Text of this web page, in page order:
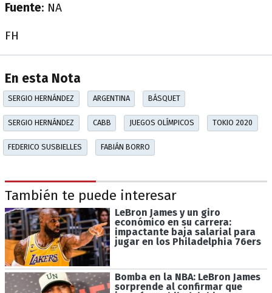
Fuente: NA
FH
En esta Nota
SERGIO HERNÁNDEZ ARGENTINA BÁSQUET
SERGIO HERNÁNDEZ CABB JUEGOS OLÍMPICOS TOKIO 2020
FEDERICO SUSBIELLES FABIÁN BORRO
También te puede interesar
LeBron James y un giro
económico en su carrera:
impactante baja salarial para
jugar en los Philadelphia 76ers
Bomba en la NBA: LeBron James
sorprende al confirmar que